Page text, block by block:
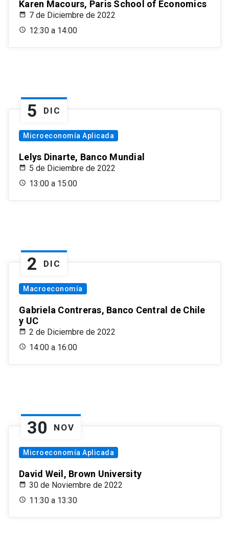
Karen Macours, Paris School of Economics
7 de Diciembre de 2022
12:30 a 14:00
5 DIC
Microeconomía Aplicada
Lelys Dinarte, Banco Mundial
5 de Diciembre de 2022
13:00 a 15:00
2 DIC
Macroeconomía
Gabriela Contreras, Banco Central de Chile
y UC
2 de Diciembre de 2022
14:00 a 16:00
30 NOV
Microeconomía Aplicada
David Weil, Brown University
30 de Noviembre de 2022
11:30 a 13:30